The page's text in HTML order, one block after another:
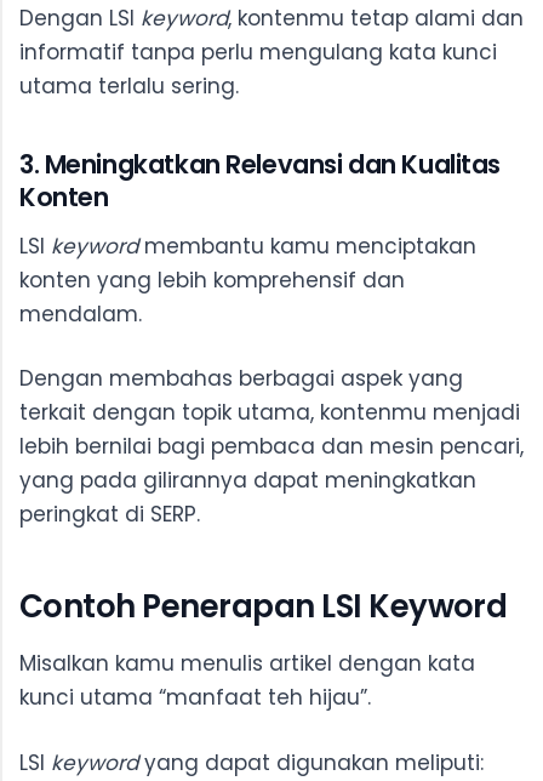
Dengan LSI keyword, kontenmu tetap alami dan
informatif tanpa perlu mengulang kata kunci
utama terlalu sering.
3. Meningkatkan Relevansi dan Kualitas
Konten
LSI keywordmembantu kamu menciptakan
konten yang lebih komprehensif dan
mendalam.
Dengan membahas berbagai aspek yang
terkait dengan topik utama, kontenmu menjadi
lebih bernilai bagi pembaca dan mesin pencari,
yang pada gilirannya dapat meningkatkan
peringkat di SERP.
Contoh Penerapan LSI Keyword
Misalkan kamu menulis artikel dengan kata
kunci utama “manfaat teh hijau”.
LSI keywordyang dapat digunakan meliputi: